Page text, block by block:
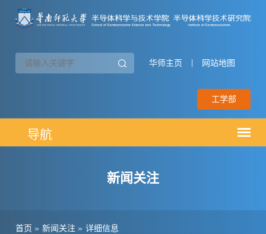
华师主页 网站地图
工学部
新闻关注
首页 » 新闻关注 » 详细信息